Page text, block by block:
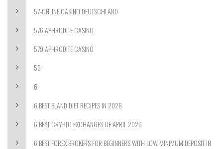
57-ONLINE CASINO DEUTSCHLAND
576 APHRODITE CASINO
579 APHRODITE CASINO
59
6
6 BEST BLAND DIET RECIPES IN 2026
6 BEST CRYPTO EXCHANGES OF APRIL 2026
6 BEST FOREX BROKERS FOR BEGINNERS WITH LOW MINIMUM DEPOSIT IN